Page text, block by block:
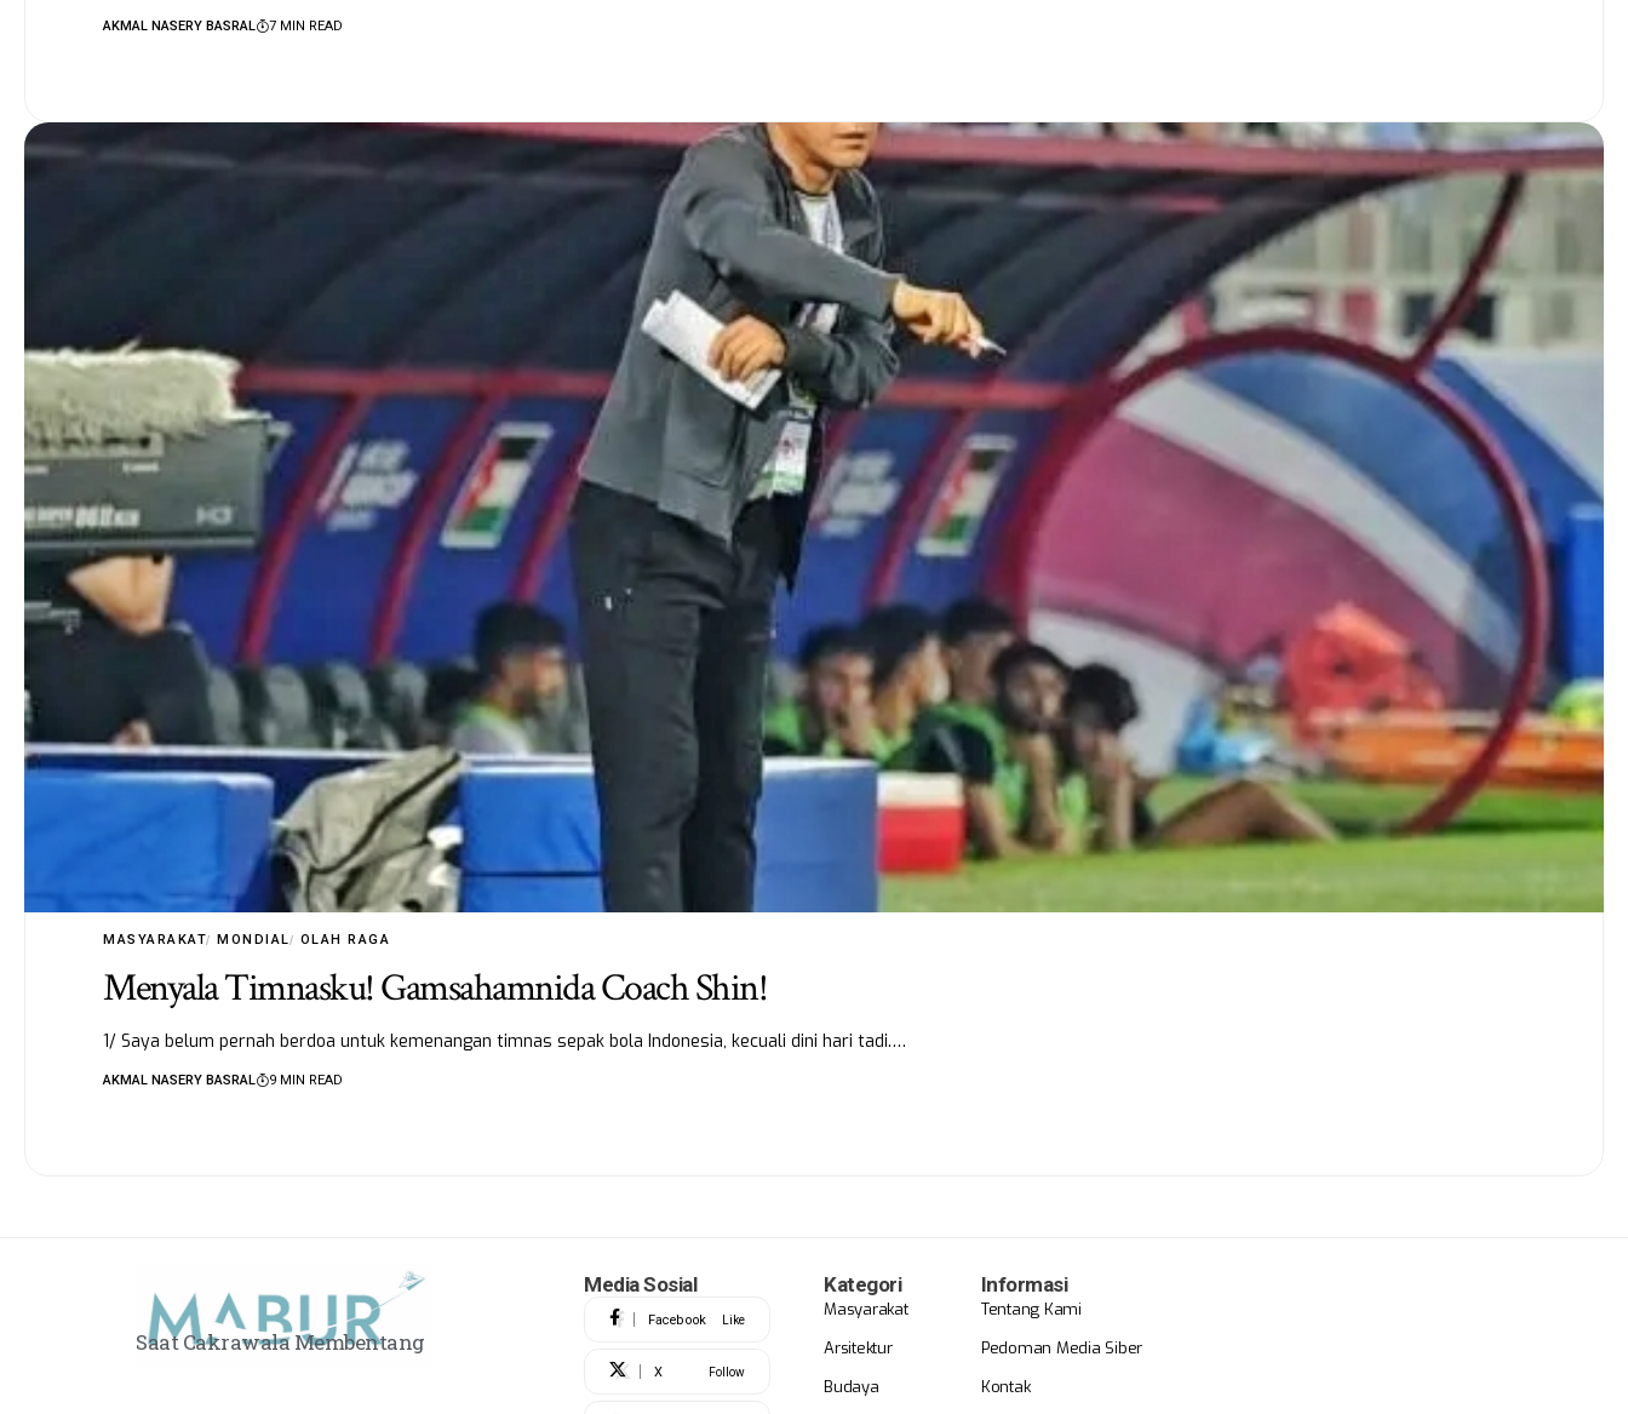
AKMAL NASERY BASRAL 7 MIN READ
MASYARAKAT MONDIAL OLAH RAGA
Menyala Timnasku! Gamsahamnida Coach Shin!
1/ Saya belum pernah berdoa untuk kemenangan timnas sepak bola Indonesia, kecuali dini hari tadi.…
AKMAL NASERY BASRAL 9 MIN READ
Saat Cakrawala Membentang
Media Sosial
Facebook Like
X Follow
Kategori
Masyarakat
Arsitektur
Budaya
Informasi
Tentang Kami
Pedoman Media Siber
Kontak